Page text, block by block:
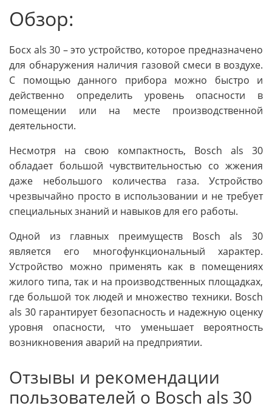
Обзор:
Босх als 30 – это устройство, которое предназначено
для обнаружения наличия газовой смеси в воздухе.
С помощью данного прибора можно быстро и
действенно определить уровень опасности в
помещении или на месте производственной
деятельности.
Несмотря на свою компактность, Bosch als 30
обладает большой чувствительностью со жжения
даже небольшого количества газа. Устройство
чрезвычайно просто в использовании и не требует
специальных знаний и навыков для его работы.
Одной из главных преимуществ Bosch als 30
является его многофункциональный характер.
Устройство можно применять как в помещениях
жилого типа, так и на производственных площадках,
где большой ток людей и множество техники. Bosch
als 30 гарантирует безопасность и надежную оценку
уровня опасности, что уменьшает вероятность
возникновения аварий на предприятии.
Отзывы и рекомендации
пользователей о Bosch als 30